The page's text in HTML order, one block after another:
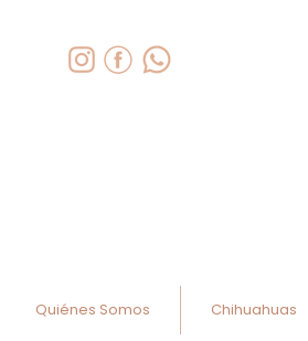
Quiénes Somos Chihuahuas